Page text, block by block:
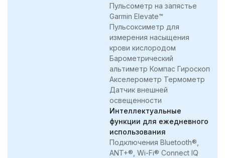
Пульсометр на запястье
Garmin Elevate™
Пульсоксиметр для
измерения насыщения
крови кислородом
Барометрический
альтиметр Компас Гироскоп
Акселерометр Термометр
Датчик внешней
освещенности
Интеллектуальные
функции для ежедневного
использования
Подключения Bluetooth®,
ANT+®, Wi-Fi® Connect IQ